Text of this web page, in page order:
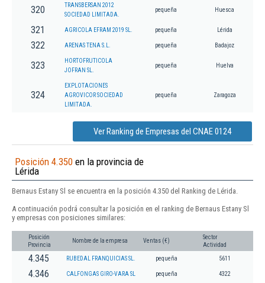
320
TRANSBERSAN 2012
SOCIEDAD LIMITADA.
pequeña Huesca
321 AGRICOLA EFRAM 2019 SL. pequeña Lérida
322 ARENAS TENA S.L. pequeña Badajoz
323
HORTOFRUTICOLA
JOFRAN SL.
pequeña Huelva
324
EXPLOTACIONES
AGROVICOR SOCIEDAD
LIMITADA.
pequeña Zaragoza
Ver Ranking de Empresas del CNAE 0124
Posición 4.350 en la provincia de
Lérida
Bernaus Estany Sl se encuentra en la posición 4.350 del Ranking de Lérida.
A continuación podrá consultar la posición en el ranking de Bernaus Estany Sl
y empresas con posiciones similares:
Posición
Provincia
Nombre de la empresa Ventas (€)
Sector
Actividad
4.345 RUBEDAL FRANQUICIAS SL. pequeña 5611
4.346 CALFONGAS GIRO-VARA SL pequeña 4322